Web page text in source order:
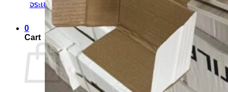
จระเข้
0
Cart